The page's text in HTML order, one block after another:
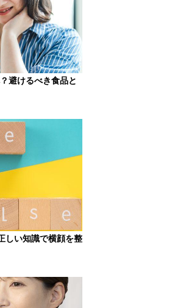
避けるべき食品と
しい知識で横顔を整